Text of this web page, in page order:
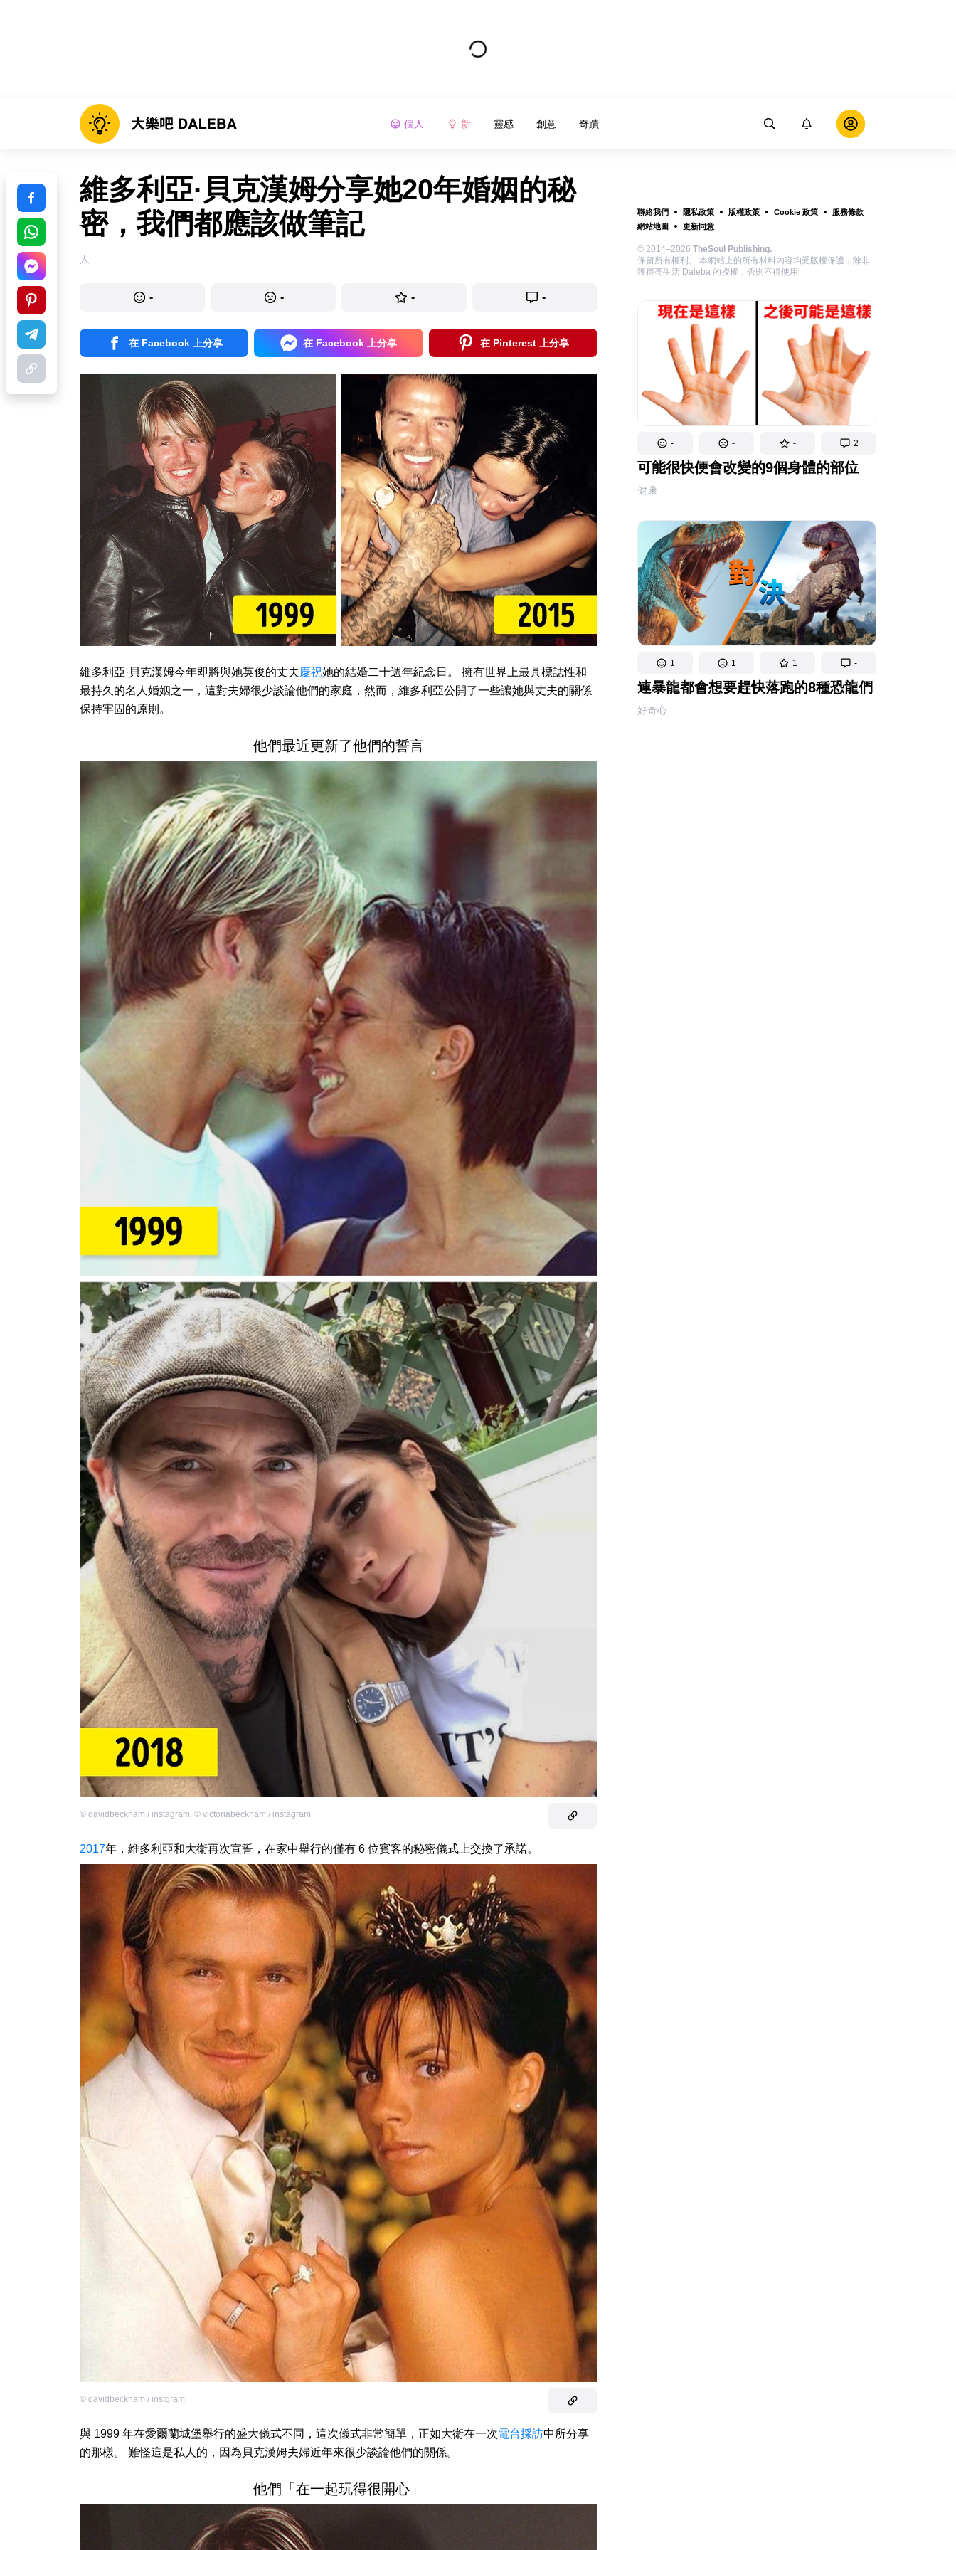
個人 新 靈感 創意 奇蹟
聯絡我們 隱私政策 版權政策 Cookie 政策
服務條款
網站地圖
更新同意
© 2014–2026 TheSoul Publishing.
保留所有權利。 本網站上的所有材料內容均受版權保護，除非
獲得亮生活 Daleba 的授權，否則不得使用
- - - 2
可能很快便會改變的9個身體的部位
健康
1 1 1 -
連暴龍都會想要趕快落跑的8種恐龍們
好奇心
維多利亞·貝克漢姆分享她20年婚姻的秘
密，我們都應該做筆記
人
- - - -
在 Facebook 上分享 在 Facebook 上分享 在 Pinterest 上分享
維多利亞·貝克漢姆今年即將與她英俊的丈夫慶祝她的結婚二十週年紀念日。 擁有世界上最具標誌性和
最持久的名人婚姻之一，這對夫婦很少談論他們的家庭，然而，維多利亞公開了一些讓她與丈夫的關係
保持牢固的原則。
他們最近更新了他們的誓言
© davidbeckham / instagram, © victoriabeckham / instagram
2017年，維多利亞和大衛再次宣誓，在家中舉行的僅有 6 位賓客的秘密儀式上交換了承諾。
© davidbeckham / instgram
與 1999 年在愛爾蘭城堡舉行的盛大儀式不同，這次儀式非常簡單，正如大衛在一次電台採訪中所分享
的那樣。 難怪這是私人的，因為貝克漢姆夫婦近年來很少談論他們的關係。
他們「在一起玩得很開心」